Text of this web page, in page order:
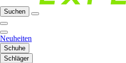
Suchen
Neuheiten
Schuhe
Schläger